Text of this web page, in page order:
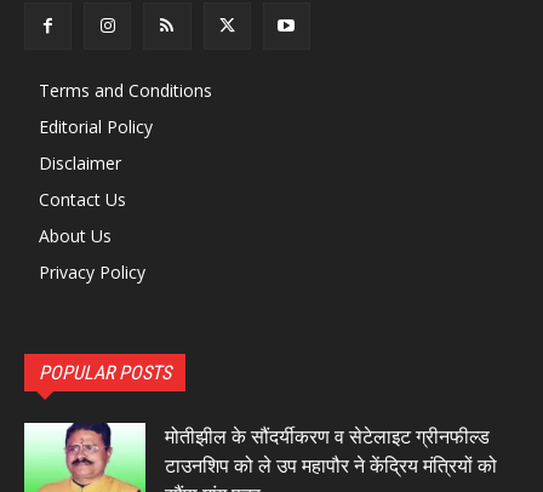
Terms and Conditions
Editorial Policy
Disclaimer
Contact Us
About Us
Privacy Policy
POPULAR POSTS
मोतीझील के सौंदर्यीकरण व सेटेलाइट ग्रीनफील्ड
टाउनशिप को ले उप महापौर ने केंद्रिय मंत्रियों को